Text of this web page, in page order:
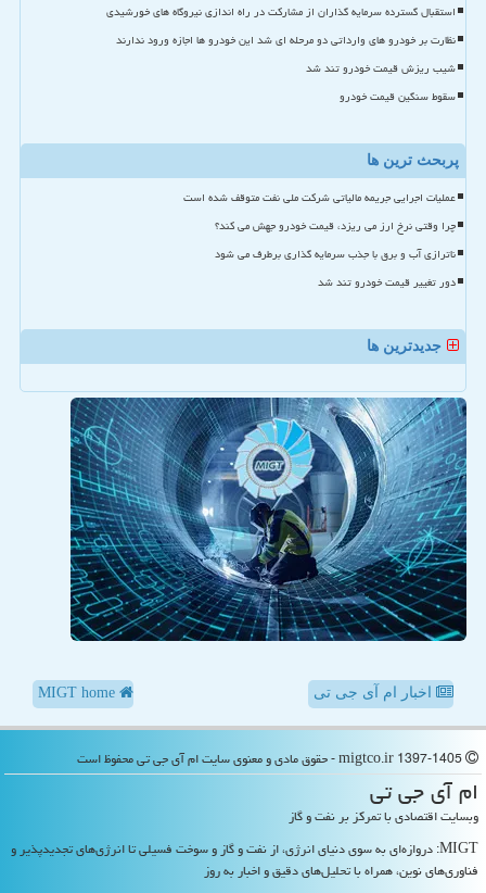
استقبال گسترده سرمایه گذاران از مشارکت در راه اندازی نیروگاه های خورشیدی
نظارت بر خودرو های وارداتی دو مرحله ای شد این خودرو ها اجازه ورود ندارند
شیب ریزش قیمت خودرو تند شد
سقوط سنگین قیمت خودرو
پربحث ترین ها
عملیات اجرایی جریمه مالیاتی شرکت ملی نفت متوقف شده است
چرا وقتی نرخ ارز می ریزد، قیمت خودرو جهش می کند؟
ناترازی آب و برق با جذب سرمایه گذاری برطرف می شود
دور تغییر قیمت خودرو تند شد
جدیدترین ها
اخبار ام آی جی تی
ام آی جی تی
وبسایت اقتصادی با تمرکز بر نفت و گاز
MIGT: دروازه‌ای به سوی دنیای انرژی، از نفت و گاز و سوخت فسیلی تا انرژی‌های تجدیدپذیر و
فناوری‌های نوین، همراه با تحلیل‌های دقیق و اخبار به روز